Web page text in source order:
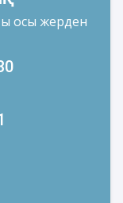
осы жерден